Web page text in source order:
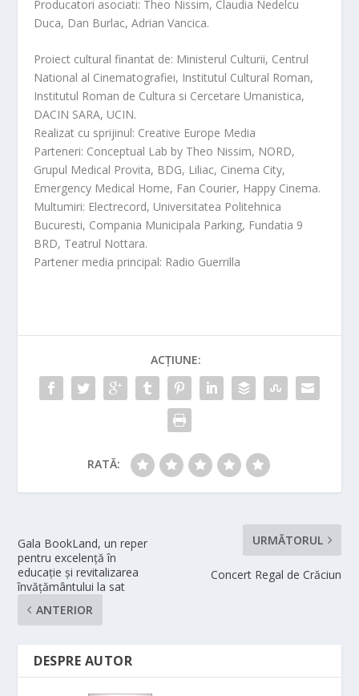
Producatori asociati: Theo Nissim, Claudia Nedelcu
Duca, Dan Burlac, Adrian Vancica.
Proiect cultural finantat de: Ministerul Culturii, Centrul
National al Cinematografiei, Institutul Cultural Roman,
Institutul Roman de Cultura si Cercetare Umanistica,
DACIN SARA, UCIN.
Realizat cu sprijinul: Creative Europe Media
Parteneri: Conceptual Lab by Theo Nissim, NORD,
Grupul Medical Provita, BDG, Liliac, Cinema City,
Emergency Medical Home, Fan Courier, Happy Cinema.
Multumiri: Electrecord, Universitatea Politehnica
Bucuresti, Compania Municipala Parking, Fundatia 9
BRD, Teatrul Nottara.
Partener media principal: Radio Guerrilla
ACȚIUNE:
RATĂ:
Gala BookLand, un reper
pentru excelență în
educație și revitalizarea
învățământului la sat
ANTERIOR
URMĂTORUL
Concert Regal de Crăciun
DESPRE AUTOR